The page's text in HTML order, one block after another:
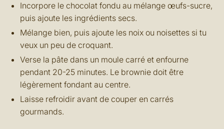
Incorpore le chocolat fondu au mélange œufs-sucre,
puis ajoute les ingrédients secs.
Mélange bien, puis ajoute les noix ou noisettes si tu
veux un peu de croquant.
Verse la pâte dans un moule carré et enfourne
pendant 20-25 minutes. Le brownie doit être
légèrement fondant au centre.
Laisse refroidir avant de couper en carrés
gourmands.